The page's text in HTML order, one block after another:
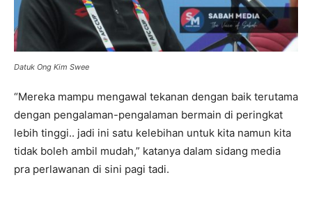
Datuk Ong Kim Swee
“Mereka mampu mengawal tekanan dengan baik terutama
dengan pengalaman-pengalaman bermain di peringkat
lebih tinggi.. jadi ini satu kelebihan untuk kita namun kita
tidak boleh ambil mudah,” katanya dalam sidang media
pra perlawanan di sini pagi tadi.